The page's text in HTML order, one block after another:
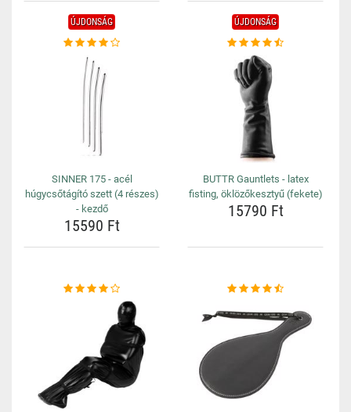
ÚJDONSÁG
SINNER 175 - acél
húgycsőtágító szett (4 részes)
- kezdő
15590 Ft
ÚJDONSÁG
BUTTR Gauntlets - latex
fisting, öklözőkesztyű (fekete)
15790 Ft